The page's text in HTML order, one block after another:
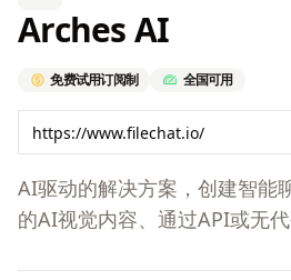
Arches AI
免费试用订阅制 全国可用
AI驱动的解决方案，创建智能
的AI视觉内容、通过API或无